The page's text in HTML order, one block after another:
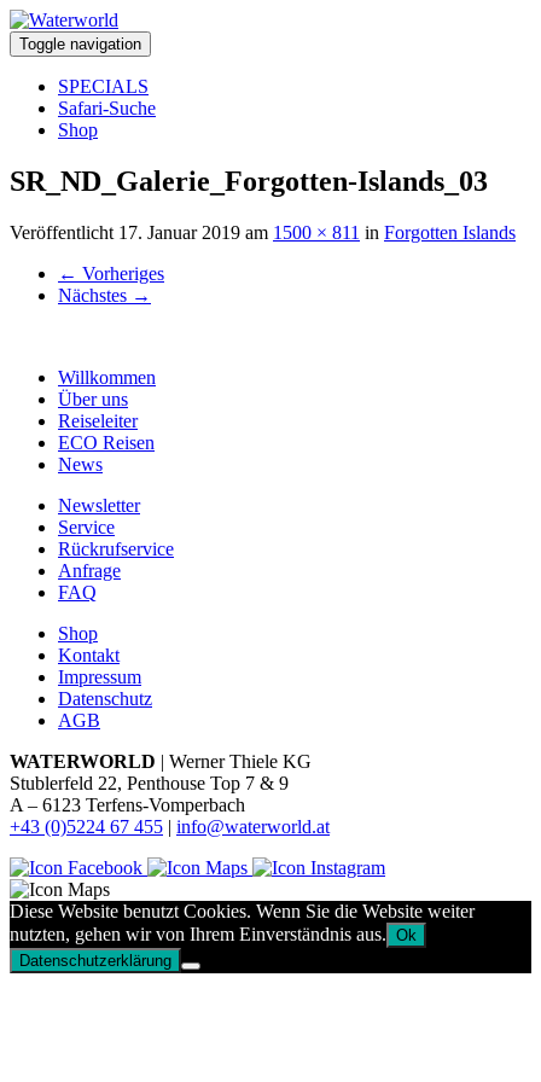
Toggle navigation
SPECIALS
Safari-Suche
Shop
SR_ND_Galerie_Forgotten-Islands_03
Veröffentlicht 17. Januar 2019 am 1500 × 811 in Forgotten Islands
← Vorheriges
Nächstes →
Willkommen
Über uns
Reiseleiter
ECO Reisen
News
Newsletter
Service
Rückrufservice
Anfrage
FAQ
Shop
Kontakt
Impressum
Datenschutz
AGB
WATERWORLD | Werner Thiele KG
Stublerfeld 22, Penthouse Top 7 & 9
A – 6123 Terfens-Vomperbach
+43 (0)5224 67 455 | info@waterworld.at
Diese Website benutzt Cookies. Wenn Sie die Website weiter
nutzten, gehen wir von Ihrem Einverständnis aus. Ok
Datenschutzerklärung